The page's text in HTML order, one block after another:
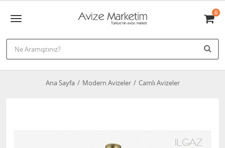
0
Ana Sayfa Modern Avizeler Camlı Avizeler